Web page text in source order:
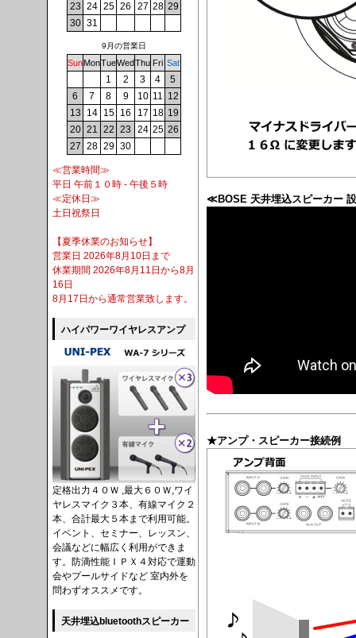
≪BOSE 天井埋込スピーカー
★アンプ・スピーカー接続例
23 24 25 26 27 28 29
30 31
9月の営業日
SunMonTueWedThu Fri Sat
1 2 3 4
5
6
7 8 9 10 11 12
13
14 15 16 17 18 19
20 21 22 23 24 25 26
27 28 29 30
≪営業時間≫
平日 午前１０時 - 午後５時
≪定休日≫
土日祝祭日
【夏季休業のお知らせ】
営業日 2026年8月10日まで
休業期間 2026年8月11日から8月
16日
8月17日から通常営業致します。
ハイパワーワイヤレスアンプ
定格出力４０Ｗ ,最大６０Ｗ,ワイ
ヤレスマイク３本、有線マイク２
本、合計最大５本まで利用可能。
イベント、セミナー、レッスン、
会議などに幅広く利用ができま
す。防滴性能ＩＰＸ４対応で運動
会やプールサイドなど 室内外を
問わずオススメです。
天井埋込bluetoothスピーカー